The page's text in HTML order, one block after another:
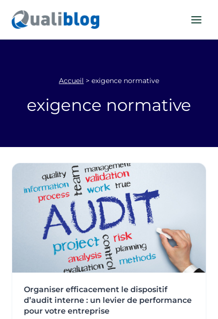
contenu
Accueil > exigence normative
exigence normative
Organiser efficacement le dispositif
d’audit interne : un levier de performance
pour votre entreprise